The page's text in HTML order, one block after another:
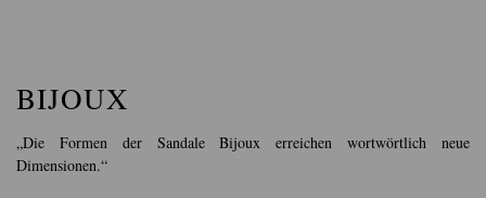
BIJOUX
„Die Formen der Sandale Bijoux erreichen wortwörtlich neue
Dimensionen.“